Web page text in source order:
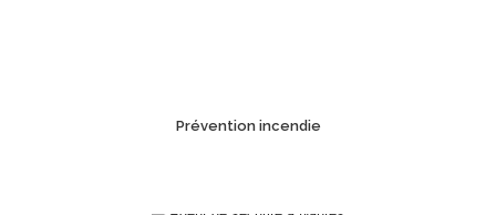
Prévention incendie